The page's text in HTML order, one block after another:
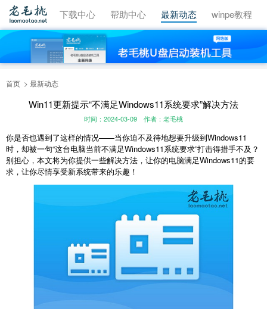
视频教程 下载中心 帮助中心 最新动态 winpe教程
首页 最新动态
Win11更新提示“不满足Windows11系统要求”解决方法
时间：2024-03-09 作者：老毛桃
你是否也遇到了这样的情况——当你迫不及待地想要升级到Windows11
时，却被一句“这台电脑当前不满足Windows11系统要求”打击得措手不及？
别担心，本文将为你提供一些解决方法，让你的电脑满足Windows11的要
求，让你尽情享受新系统带来的乐趣！